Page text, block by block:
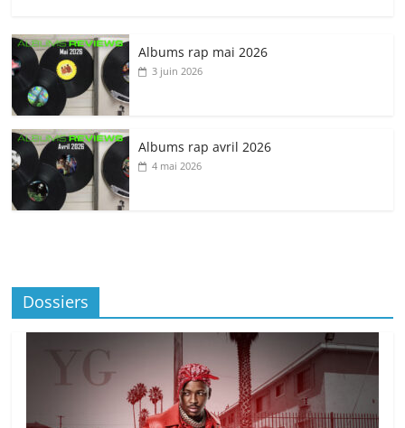
Albums rap mai 2026
3 juin 2026
Albums rap avril 2026
4 mai 2026
Dossiers